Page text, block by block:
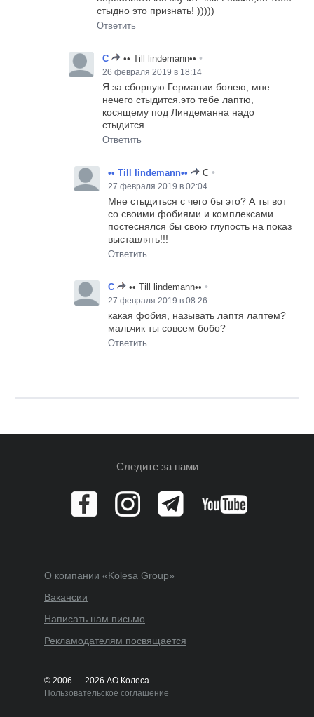
стыдно это признать! )))))
Ответить
C •• Till lindemann•• •
26 февраля 2019 в 18:14
Я за сборную Германии болею, мне
нечего стыдится.это тебе лаптю,
косящему под Линдеманна надо
стыдится.
Ответить
•• Till lindemann•• C •
27 февраля 2019 в 02:04
Мне стыдиться с чего бы это? А ты вот
со своими фобиями и комплексами
постеснялся бы свою глупость на показ
выставлять!!!
Ответить
C •• Till lindemann•• •
27 февраля 2019 в 08:26
какая фобия, называть лаптя лаптем?
мальчик ты совсем бобо?
Ответить
Следите за нами
О компании «Kolesa Group»
Вакансии
Написать нам письмо
Рекламодателям посвящается
© 2006 — 2026 АО Колеса
Пользовательское соглашение